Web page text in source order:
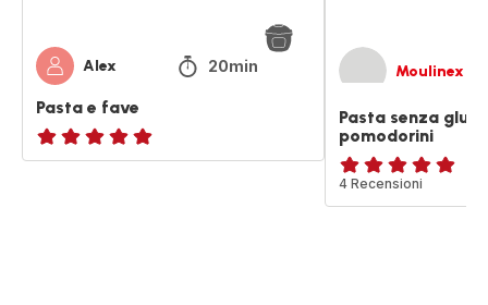
Alex 20min
Pasta e fave
ratings.NaN
Moulinex
Pasta senza
pomodorini
Recensione
di
4 Recensioni